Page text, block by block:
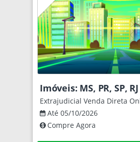
Imóveis: MS, PR, SP, RJ
Extrajudicial Venda Direta
Até 05/10/2026
Compre Agora